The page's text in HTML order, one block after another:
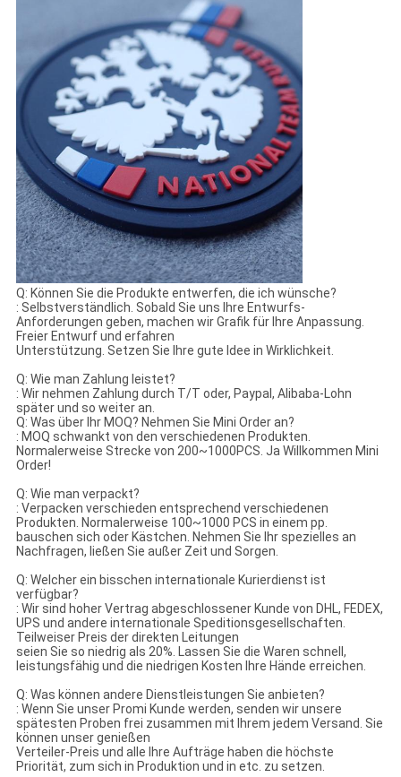
Q: Können Sie die Produkte entwerfen, die ich wünsche?
: Selbstverständlich. Sobald Sie uns Ihre Entwurfs-
Anforderungen geben, machen wir Grafik für Ihre Anpassung.
Freier Entwurf und erfahren
Unterstützung. Setzen Sie Ihre gute Idee in Wirklichkeit.
Q: Wie man Zahlung leistet?
: Wir nehmen Zahlung durch T/T oder, Paypal, Alibaba-Lohn
später und so weiter an.
Q: Was über Ihr MOQ? Nehmen Sie Mini Order an?
: MOQ schwankt von den verschiedenen Produkten.
Normalerweise Strecke von 200~1000PCS. Ja Willkommen Mini
Order!
Q: Wie man verpackt?
: Verpacken verschieden entsprechend verschiedenen
Produkten. Normalerweise 100~1000 PCS in einem pp.
bauschen sich oder Kästchen. Nehmen Sie Ihr spezielles an
Nachfragen, ließen Sie außer Zeit und Sorgen.
Q: Welcher ein bisschen internationale Kurierdienst ist
verfügbar?
: Wir sind hoher Vertrag abgeschlossener Kunde von DHL, FEDEX,
UPS und andere internationale Speditionsgesellschaften.
Teilweiser Preis der direkten Leitungen
seien Sie so niedrig als 20%. Lassen Sie die Waren schnell,
leistungsfähig und die niedrigen Kosten Ihre Hände erreichen.
Q: Was können andere Dienstleistungen Sie anbieten?
: Wenn Sie unser Promi Kunde werden, senden wir unsere
spätesten Proben frei zusammen mit Ihrem jedem Versand. Sie
können unser genießen
Verteiler-Preis und alle Ihre Aufträge haben die höchste
Priorität, zum sich in Produktion und in etc. zu setzen.